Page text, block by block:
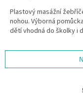
Plastový masážní
nohou. Výborná
dětí vhodná do školky i